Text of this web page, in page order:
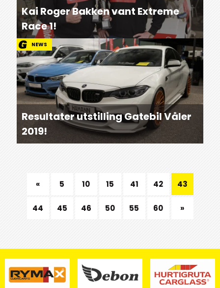
Kai Roger Bakken vant Extreme
Race 1!
NEWS
Resultater utstilling Gatebil Våler
2019!
« 5 10 15 41 42 43
44 45 46 50 55 60 »